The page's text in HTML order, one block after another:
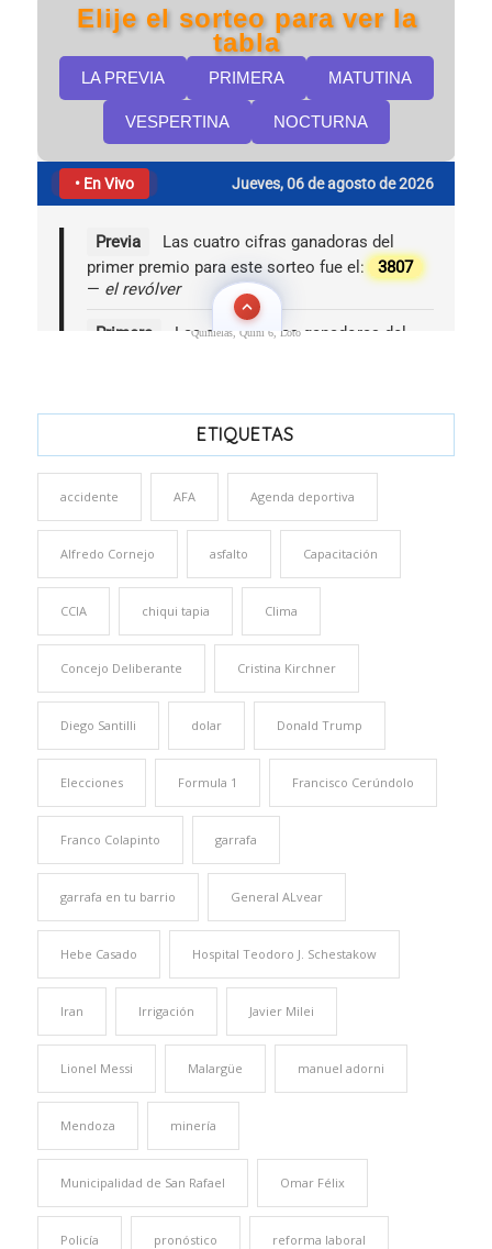
Quinielas, Quini 6, Loto
ETIQUETAS
accidente AFA Agenda deportiva
Alfredo Cornejo asfalto Capacitación
CCIA chiqui tapia Clima
Concejo Deliberante Cristina Kirchner
Diego Santilli dolar Donald Trump
Elecciones Formula 1 Francisco Cerúndolo
Franco Colapinto garrafa
garrafa en tu barrio General ALvear
Hebe Casado Hospital Teodoro J. Schestakow
Iran Irrigación Javier Milei
Lionel Messi Malargüe manuel adorni
Mendoza minería
Municipalidad de San Rafael Omar Félix
Policía pronóstico reforma laboral